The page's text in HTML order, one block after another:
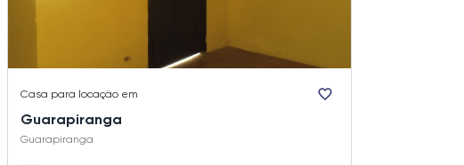
Casa para locação em
Guarapiranga
Guarapiranga